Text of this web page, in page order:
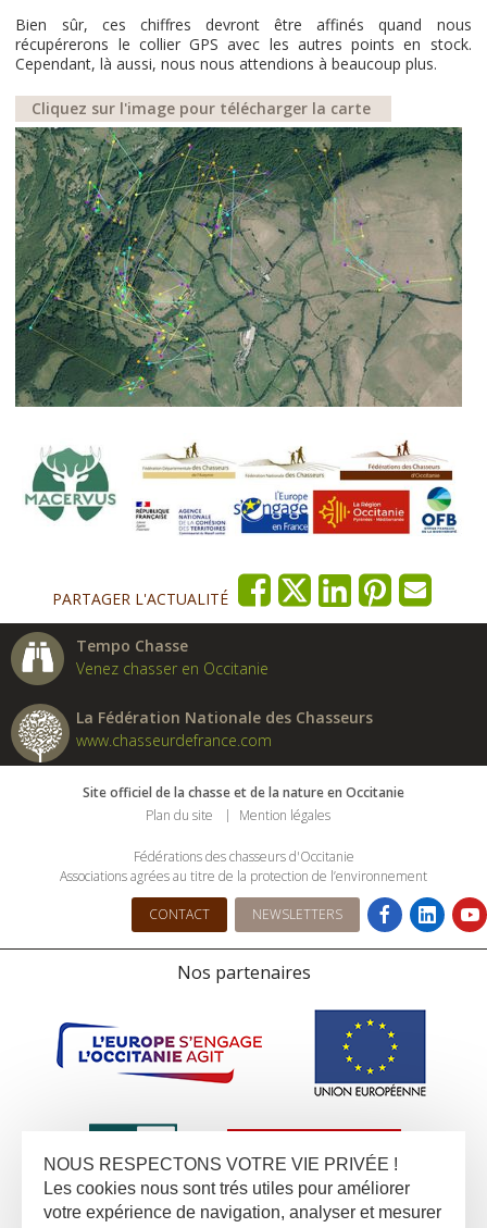
Bien sûr, ces chiffres devront être affinés quand nous
récupérerons le collier GPS avec les autres points en stock.
Cependant, là aussi, nous nous attendions à beaucoup plus.
Cliquez sur l'image pour télécharger la carte
PARTAGER L'ACTUALITÉ
Tempo Chasse
Venez chasser en Occitanie
La Fédération Nationale des Chasseurs
www.chasseurdefrance.com
Site officiel de la chasse et de la nature en Occitanie
Plan du site
Mention légales
Fédérations des chasseurs d'Occitanie
Associations agrées au titre de la protection de l’environnement
CONTACT NEWSLETTERS
Nos partenaires
NOUS RESPECTONS VOTRE VIE PRIVÉE !
Les cookies nous sont trés utiles pour améliorer
votre expérience de navigation, analyser et mesurer